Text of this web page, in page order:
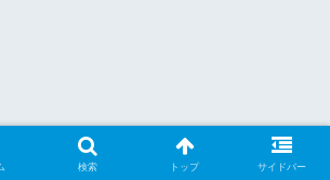
検索 トップ サイドバー